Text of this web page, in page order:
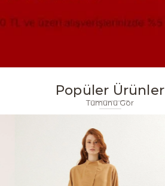
Popüler Ürünler
Tümünü Gör